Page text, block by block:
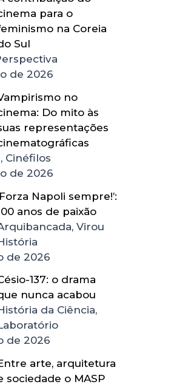
para o
na Coreia
Sul
de 2026
no
Do mito às
representações
Cinéfilos
de 2026
Napoli sempre!’:
anos de paixão
Virou
de 2026
137: o drama
nunca acabou
da Ciência,
de 2026
arte, arquitetura
sociedade o MASP